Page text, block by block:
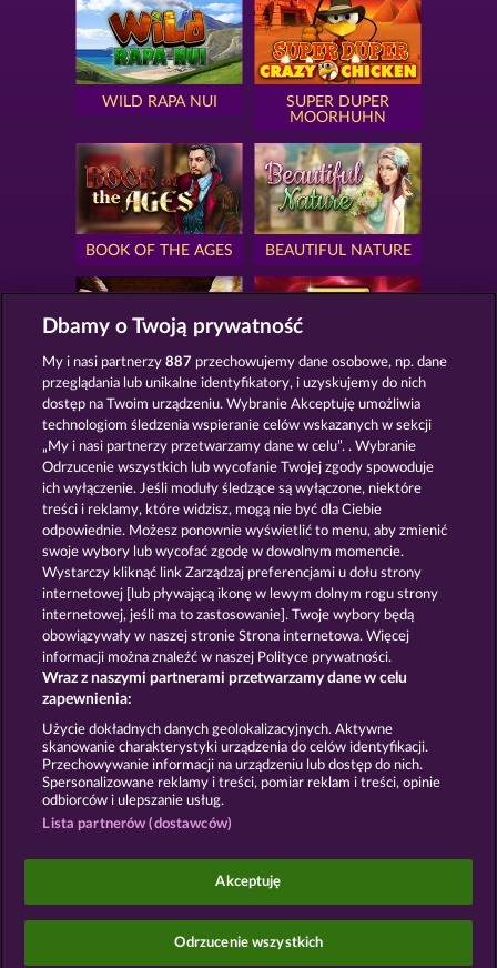
WILD RAPA NUI
SUPER DUPER
MOORHUHN
BOOK OF THE AGES BEAUTIFUL NATURE
SIMPLY THE BEST ROYAL SEVEN
GOLDEN EI OF
MOORHUHN
FOREVER
DIAMONDS
Pokaż wszystkie gry
Zasady i warunki Polityka prywatności
Nota prawna Firma FAQ Facebook
Prześlij wniosek o wypłatę
Gry społecznościowe mają przeznaczenie czysto
rozrywkowe i nie mają absolutnie żadnego wpływu
pieniądze.
©2026 Whow Games GmbH
Dbamy o Twoją prywatność
My i nasi partnerzy887 przechowujemy dane osobowe, np. dane
przeglądania lub unikalne identyfikatory, i uzyskujemy do nich
dostęp na Twoim urządzeniu. Wybranie Akceptuję umożliwia
technologiom śledzenia wspieranie celów wskazanych w sekcji
„My i nasi partnerzy przetwarzamy dane w celu”. . Wybranie
Odrzucenie wszystkich lub wycofanie Twojej zgody spowoduje
ich wyłączenie. Jeśli moduły śledzące są wyłączone, niektóre
treści i reklamy, które widzisz, mogą nie być dla Ciebie
odpowiednie. Możesz ponownie wyświetlić to menu, aby zmienić
swoje wybory lub wycofać zgodę w dowolnym momencie.
Wystarczy kliknąć link Zarządzaj preferencjami u dołu strony
internetowej [lub pływającą ikonę w lewym dolnym rogu strony
internetowej, jeśli ma to zastosowanie]. Twoje wybory będą
obowiązywały w naszej stronie Strona internetowa. Więcej
informacji można znaleźć w naszej Polityce prywatności.
Wraz z naszymi partnerami przetwarzamy dane w celu
zapewnienia:
Użycie dokładnych danych geolokalizacyjnych. Aktywne
skanowanie charakterystyki urządzenia do celów identyfikacji.
Przechowywanie informacji na urządzeniu lub dostęp do nich.
Spersonalizowane reklamy i treści, pomiar reklam i treści, opinie
odbiorców i ulepszanie usług.
Lista partnerów (dostawców)
Akceptuję
Odrzucenie wszystkich